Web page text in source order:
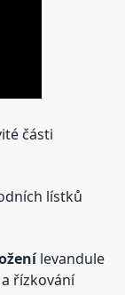
části
lístků
levandule
řízkování